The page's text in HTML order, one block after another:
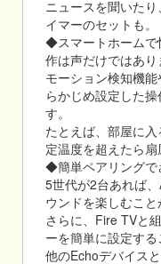
ニュースを聞いた
イマーのセットも。
◆スマートホームで
作は声だけではあり
モーション検知機
らかじめ設定した
す。
たとえば、部屋に
定温度を超えたら扇
◆簡単ペアリングで
5世代が2台あれば
ウンドを楽しむこと
さらに、Fire TVと
ーを簡単に設定する
他のEchoデバイス